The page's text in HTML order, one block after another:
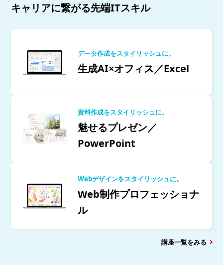
キャリアに繋がる先端ITスキル
データ作成をスタイリッシュに。
生成AI×オフィス／Excel
資料作成をスタイリッシュに。
魅せるプレゼン／
PowerPoint
Webデザインをスタイリッシュに。
Web制作プロフェッショナ
ル
講座一覧をみる